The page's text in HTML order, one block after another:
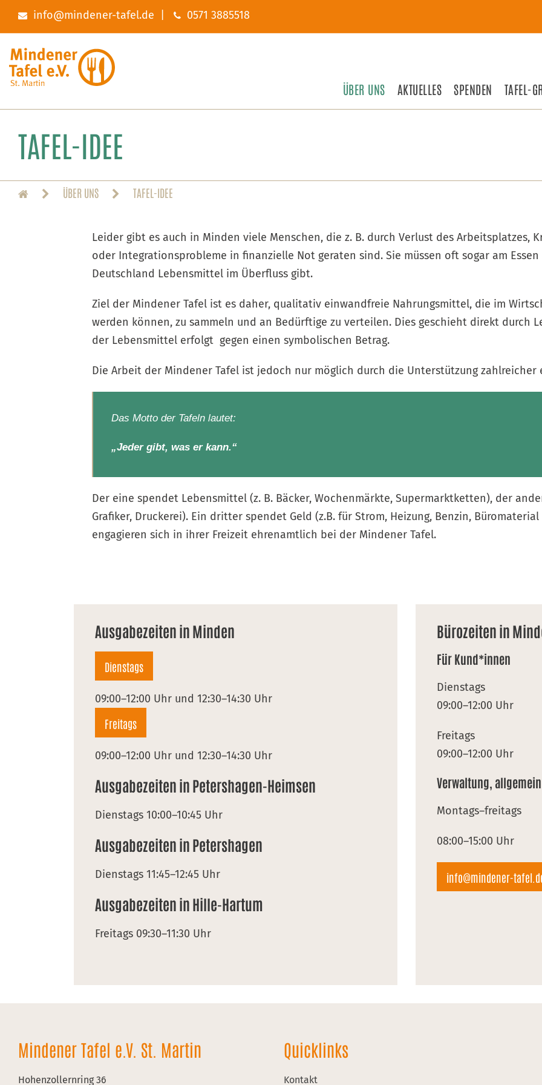
info@mindener-tafel.de 0571 3885518
ÜBER UNS AKTUELLES SPENDEN TAFEL-
TAFEL-IDEE
ÜBER UNS TAFEL-IDEE
Leider gibt es auch in Minden viele Menschen, die z. B. durch Verlust des Arbeitsplatzes,
oder Integrationsprobleme in finanzielle Not geraten sind. Sie müssen oft sogar am
Deutschland Lebensmittel im Überfluss gibt.
Ziel der Mindener Tafel ist es daher, qualitativ einwandfreie Nahrungsmittel, die im
werden können, zu sammeln und an Bedürftige zu verteilen. Dies geschieht direkt durch
der Lebensmittel erfolgt gegen einen symbolischen Betrag.
Die Arbeit der Mindener Tafel ist jedoch nur möglich durch die Unterstützung zahlreicher
Das Motto der Tafeln lautet:
„Jeder gibt, was er kann.“
Der eine spendet Lebensmittel (z. B. Bäcker, Wochenmärkte, Supermarktketten), der
Grafiker, Druckerei). Ein dritter spendet Geld (z.B. für Strom, Heizung, Benzin,
engagieren sich in ihrer Freizeit ehrenamtlich bei der Mindener Tafel.
Ausgabezeiten in Minden
Dienstags
09:00–12:00 Uhr und 12:30–14:30 Uhr
Freitags
09:00–12:00 Uhr und 12:30–14:30 Uhr
Ausgabezeiten in Petershagen-Heimsen
Dienstags 10:00–10:45 Uhr
Ausgabezeiten in Petershagen
Dienstags 11:45–12:45 Uhr
Ausgabezeiten in Hille-Hartum
Freitags 09:30–11:30 Uhr
Bürozeiten in
Für Kund*innen
Dienstags
09:00–12:00 Uhr
Freitags
09:00–12:00 Uhr
Verwaltung, allgemein
Montags–freitags
08:00–15:00 Uhr
info@mindener-
Mindener Tafel e.V. St. Martin
Hohenzollernring 36
Quicklinks
Kontakt